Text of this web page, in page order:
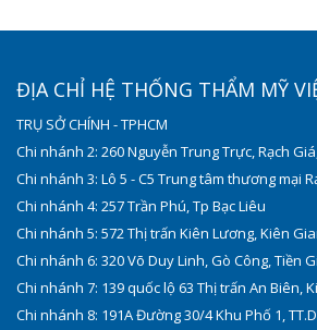
ĐỊA CHỈ HỆ THỐNG THẨM MỸ
TRỤ SỞ CHÍNH - TPHCM
Chi nhánh 2: 260 Nguyễn Trung Trực, Rạch
Chi nhánh 3: Lô 5 - C5 Trung tâm thương mại
Chi nhánh 4: 257 Trần Phú, Tp Bạc Liêu
Chi nhánh 5: 572 Thị trấn Kiên Lương, Kiên
Chi nhánh 6: 320 Võ Duy Linh, Gò Công, Tiền
Chi nhánh 7: 139 quốc lộ 63 Thị trấn An Biên,
Chi nhánh 8: 191A Đường 30/4 Khu Phố 1,